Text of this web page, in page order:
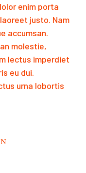
enim porta
justo. Nam
accumsan.
molestie,
lectus imperdiet
eu dui.
urna lobortis